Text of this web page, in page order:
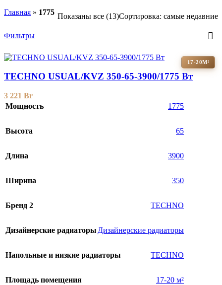
Главная » 1775 Показаны все (13)Сортировка: самые недавние
Фильтры
17-20М²
TECHNO USUAL/KVZ 350-65-3900/1775 Вт
3 221 Br
Мощность
1775
Высота 65
Длина 3900
Ширина 350
Бренд 2 TECHNO
Дизайнерские радиаторы Дизайнерские радиаторы
Напольные и низкие радиаторы TECHNO
Площадь помещения
17-20 м²